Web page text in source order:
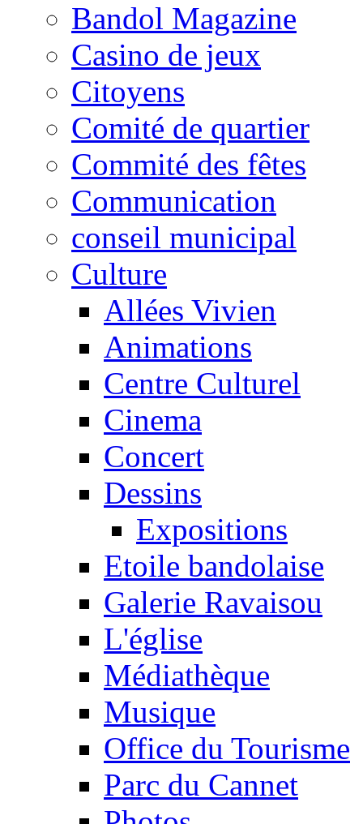
Bandol Magazine
Casino de jeux
Citoyens
Comité de quartier
Commité des fêtes
Communication
conseil municipal
Culture
Allées Vivien
Animations
Centre Culturel
Cinema
Concert
Dessins
Expositions
Etoile bandolaise
Galerie Ravaisou
L'église
Médiathèque
Musique
Office du Tourisme
Parc du Cannet